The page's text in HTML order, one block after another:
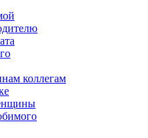
коллегам